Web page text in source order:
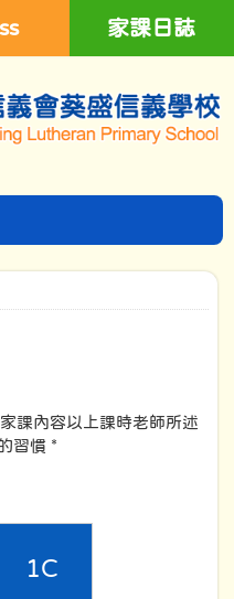
家課日誌
課內容以上課時老師所述
習慣 *
1C